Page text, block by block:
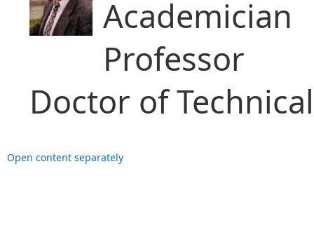
Academician
Professor
Doctor of
Open content separately